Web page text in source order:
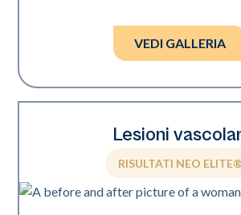
VEDI GALLERIA
Lesioni
RISULTATI NEO ELITE®